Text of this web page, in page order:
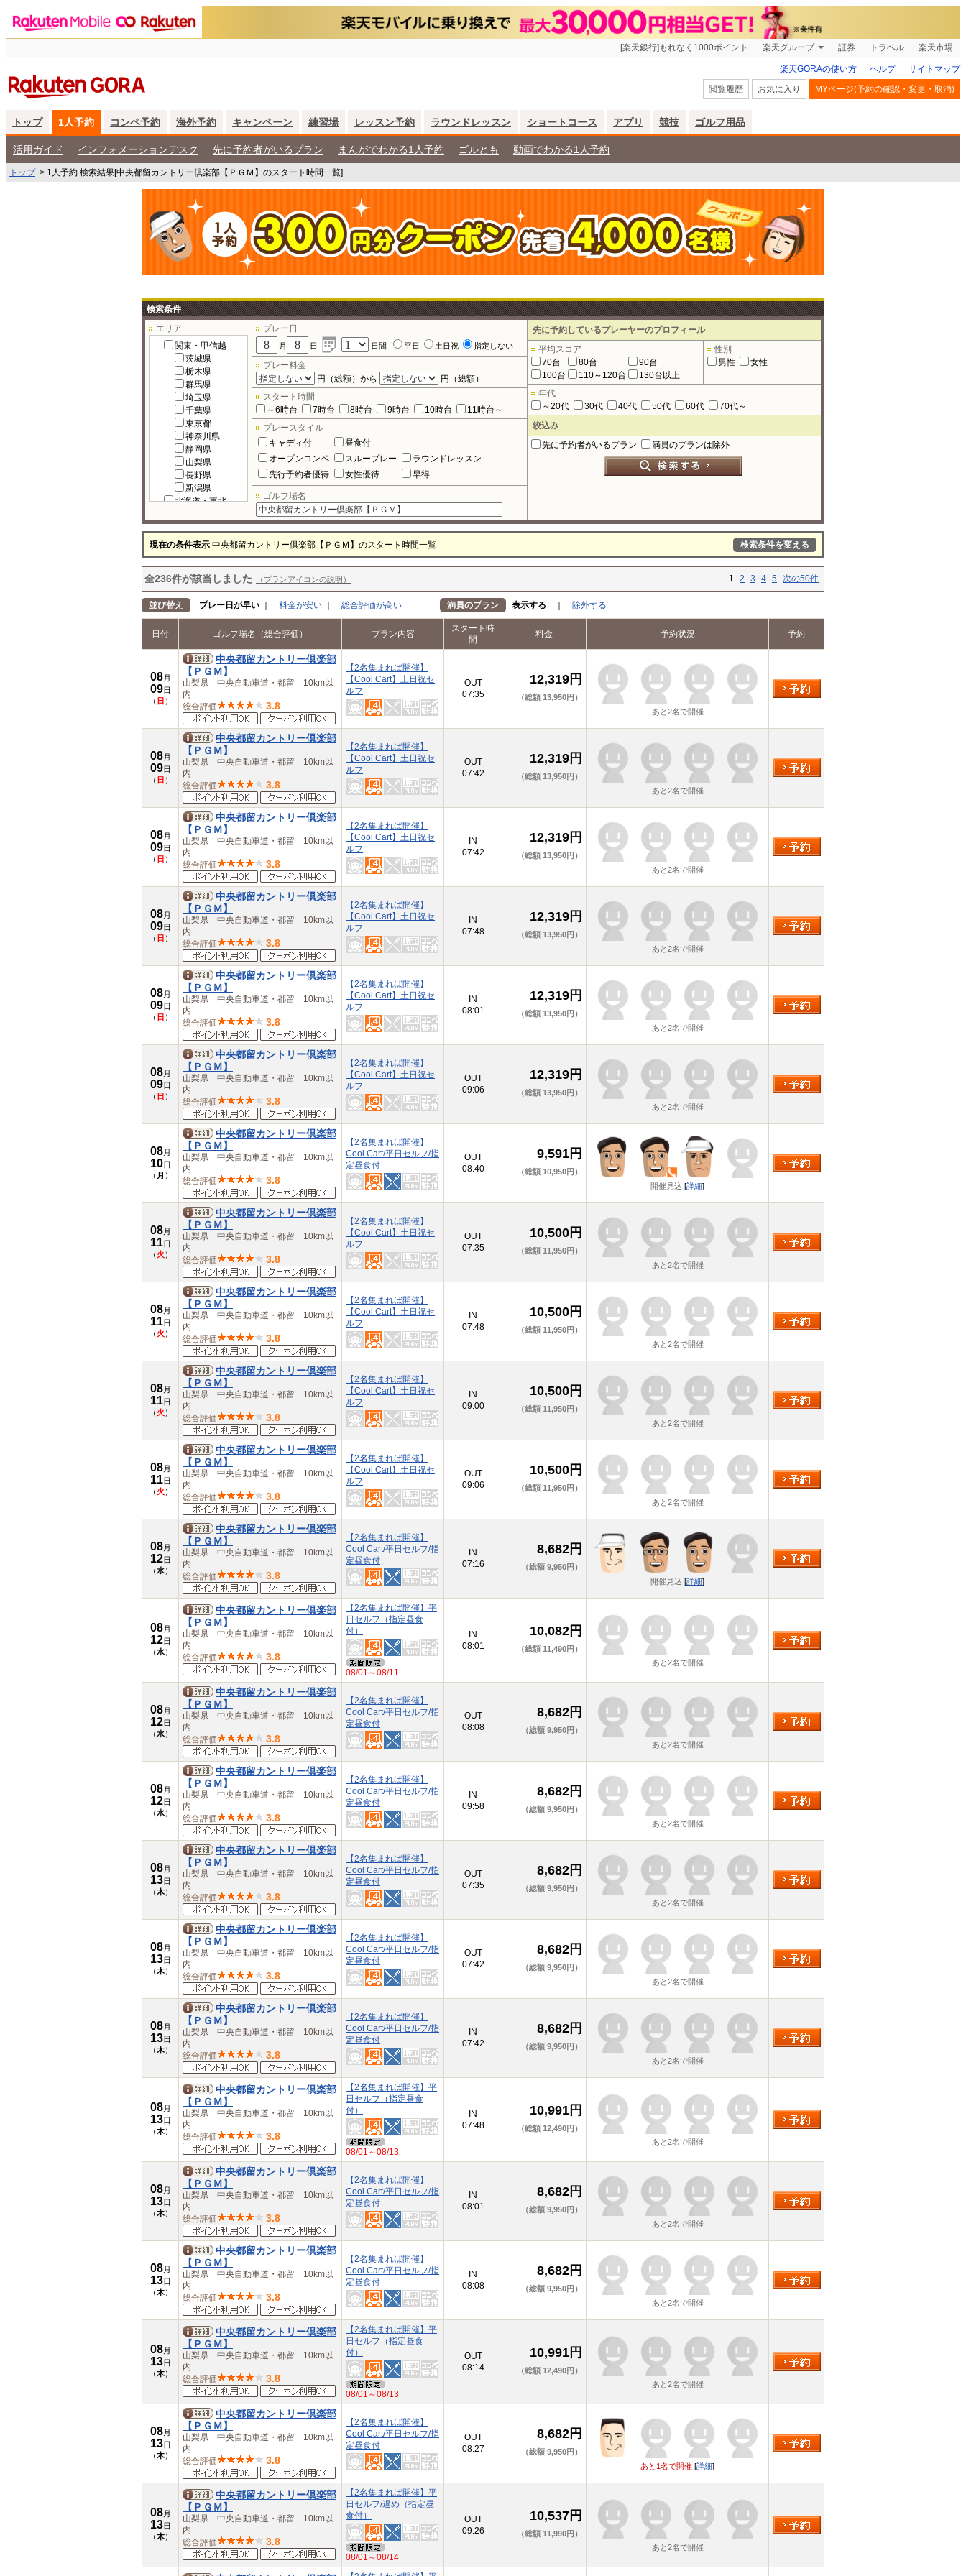
[楽天銀行]もれなく1000ポイント 楽天グループ 証券 トラベル 楽天市場
楽天GORAの使い方 ヘルプ
サイトマップ
閲覧履歴
お気に入り MYページ(予約の確認・変更・取消)
トップ 1人予約 コンペ予約 海外予約 キャンペーン 練習場 レッスン予約 ラウンドレッスン ショートコース アプリ 競技 ゴルフ用品
活用ガイド インフォメーションデスク 先に予約者がいるプラン まんがでわかる1人予約 ゴルとも 動画でわかる1人予約
トップ> 1人予約 検索結果[中央都留カントリー倶楽部【ＰＧＭ】のスタート時間一覧]
検索条件
エリア
関東・甲信越
茨城県
栃木県
群馬県
埼玉県
千葉県
東京都
神奈川県
静岡県
山梨県
長野県
新潟県
北海道・東北
宮城県
福島県
秋田県
青森県
山形県
北陸
富山県
中部
岐阜県
愛知県
三重県
近畿
滋賀県
京都府
大阪府
兵庫県
奈良県
和歌山県
鳥取県
島根県
岡山県
広島県
山口県
徳島県
香川県
愛媛県
高知県
九州・沖縄
福岡県
佐賀県
長崎県
熊本県
大分県
宮崎県
鹿児島県
沖縄県
プレー日
月 日 日間 平日 土日祝 指定しない
プレー料金
円（総額）から
円（総額）
スタート時間
～6時台
7時台 8時台 9時台 10時台
11時台～
プレースタイル
キャディ付
昼食付
オープンコンペ
スループレー
ラウンドレッスン
先行予約者優待
女性優待 早得
ゴルフ場名
先に予約しているプレーヤーのプロフィール
平均スコア
70台
80台
90台
100台
110～120台 130台以上
性別
男性
女性
年代
～20代
30代 40代 50代 60代
70代～
絞込み
先に予約者がいるプラン
満員のプランは除外
現在の条件表示 中央都留カントリー倶楽部【ＰＧＭ】のスタート時間一覧 検索条件を変える
全236件が該当しました （プランアイコンの説明） 1 2 3 4 5 次の50件
並び替え プレー日が早い 料金が安い 総合評価が高い 満員のプラン 表示する 除外する
日付 ゴルフ場名（総合評価） プラン内容
スタート時
間
料金 予約状況 予約
08月
09日
（ 日）
中央都留カントリー倶楽部
【ＰＧＭ】
山梨県 中央自動車道・都留 10km以
内
総合評価
3.8
【2名集まれば開催】
【Cool Cart】土日祝セ
ルフ
OUT
07:35
12,319円
（総額 13,950円）
あと2名で開催
08月
09日
（ 日 ）
中央都留カントリー倶楽部
【ＰＧＭ】
山梨県 中央自動車道・都留 10km以
内
総合評価
3.8
【2名集まれば開催】
【Cool Cart】土日祝セ
ルフ
OUT
07:42
12,319円
（総額 13,950円）
あと2名で開催
08月
09日
（ 日）
中央都留カントリー倶楽部
【ＰＧＭ】
山梨県 中央自動車道・都留 10km以
内
総合評価
3.8
【2名集まれば開催】
【Cool Cart】土日祝セ
ルフ
IN
07:42
12,319円
（総額 13,950円）
あと2名で開催
08月
09日
（ 日 ）
中央都留カントリー倶楽部
【ＰＧＭ】
山梨県 中央自動車道・都留 10km以
内
総合評価
3.8
【2名集まれば開催】
【Cool Cart】土日祝セ
ルフ
IN
07:48
12,319円
（総額 13,950円）
あと2名で開催
08月
09日
（ 日）
中央都留カントリー倶楽部
【ＰＧＭ】
山梨県 中央自動車道・都留 10km以
内
総合評価
3.8
【2名集まれば開催】
【Cool Cart】土日祝セ
ルフ
IN
08:01
12,319円
（総額 13,950円）
あと2名で開催
08月
09日
（ 日 ）
中央都留カントリー倶楽部
【ＰＧＭ】
山梨県 中央自動車道・都留 10km以
内
総合評価
3.8
【2名集まれば開催】
【Cool Cart】土日祝セ
ルフ
OUT
09:06
12,319円
（総額 13,950円）
あと2名で開催
08月
10日
（ 月 ）
中央都留カントリー倶楽部
【ＰＧＭ】
山梨県 中央自動車道・都留 10km以
内
総合評価
3.8
【2名集まれば開催】
Cool Cart/平日セルフ/指
定昼食付
OUT
08:40
9,591円
（総額 10,950円）
開催見込 [詳細]
08月
11日
（ 火 ）
中央都留カントリー倶楽部
【ＰＧＭ】
山梨県 中央自動車道・都留 10km以
内
総合評価
3.8
【2名集まれば開催】
【Cool Cart】土日祝セ
ルフ
OUT
07:35
10,500円
（総額 11,950円）
あと2名で開催
08月
11日
（火）
中央都留カントリー倶楽部
【ＰＧＭ】
山梨県 中央自動車道・都留 10km以
内
総合評価
3.8
【2名集まれば開催】
【Cool Cart】土日祝セ
ルフ
IN
07:48
10,500円
（総額 11,950円）
あと2名で開催
08月
11日
（ 火 ）
中央都留カントリー倶楽部
【ＰＧＭ】
山梨県 中央自動車道・都留 10km以
内
総合評価
3.8
【2名集まれば開催】
【Cool Cart】土日祝セ
ルフ
IN
09:00
10,500円
（総額 11,950円）
あと2名で開催
08月
11日
（火）
中央都留カントリー倶楽部
【ＰＧＭ】
山梨県 中央自動車道・都留 10km以
内
総合評価
3.8
【2名集まれば開催】
【Cool Cart】土日祝セ
ルフ
OUT
09:06
10,500円
（総額 11,950円）
あと2名で開催
08月
12日
（水）
中央都留カントリー倶楽部
【ＰＧＭ】
山梨県 中央自動車道・都留 10km以
内
総合評価
3.8
【2名集まれば開催】
Cool Cart/平日セルフ/指
定昼食付
IN
07:16
8,682円
（総額 9,950円）
開催見込 [詳細]
08月
12日
（水）
中央都留カントリー倶楽部
【ＰＧＭ】
山梨県 中央自動車道・都留 10km以
内
総合評価
3.8
【2名集まれば開催】平
日セルフ（指定昼食
付）
08/01～08/11
IN
08:01
10,082円
（総額 11,490円）
あと2名で開催
08月
12日
（水）
中央都留カントリー倶楽部
【ＰＧＭ】
山梨県 中央自動車道・都留 10km以
内
総合評価
3.8
【2名集まれば開催】
Cool Cart/平日セルフ/指
定昼食付
OUT
08:08
8,682円
（総額 9,950円）
あと2名で開催
08月
12日
（水）
中央都留カントリー倶楽部
【ＰＧＭ】
山梨県 中央自動車道・都留 10km以
内
総合評価
3.8
【2名集まれば開催】
Cool Cart/平日セルフ/指
定昼食付
IN
09:58
8,682円
（総額 9,950円）
あと2名で開催
08月
13日
（木）
中央都留カントリー倶楽部
【ＰＧＭ】
山梨県 中央自動車道・都留 10km以
内
総合評価
3.8
【2名集まれば開催】
Cool Cart/平日セルフ/指
定昼食付
OUT
07:35
8,682円
（総額 9,950円）
あと2名で開催
08月
13日
（木）
中央都留カントリー倶楽部
【ＰＧＭ】
山梨県 中央自動車道・都留 10km以
内
総合評価
3.8
【2名集まれば開催】
Cool Cart/平日セルフ/指
定昼食付
OUT
07:42
8,682円
（総額 9,950円）
あと2名で開催
08月
13日
（木）
中央都留カントリー倶楽部
【ＰＧＭ】
山梨県 中央自動車道・都留 10km以
内
総合評価
3.8
【2名集まれば開催】
Cool Cart/平日セルフ/指
定昼食付
IN
07:42
8,682円
（総額 9,950円）
あと2名で開催
08月
13日
（木）
中央都留カントリー倶楽部
【ＰＧＭ】
山梨県 中央自動車道・都留 10km以
内
総合評価
3.8
【2名集まれば開催】平
日セルフ（指定昼食
付）
08/01～08/13
IN
07:48
10,991円
（総額 12,490円）
あと2名で開催
08月
13日
（木）
中央都留カントリー倶楽部
【ＰＧＭ】
山梨県 中央自動車道・都留 10km以
内
総合評価
3.8
【2名集まれば開催】
Cool Cart/平日セルフ/指
定昼食付
IN
08:01
8,682円
（総額 9,950円）
あと2名で開催
08月
13日
（木）
中央都留カントリー倶楽部
【ＰＧＭ】
山梨県 中央自動車道・都留 10km以
内
総合評価
3.8
【2名集まれば開催】
Cool Cart/平日セルフ/指
定昼食付
IN
08:08
8,682円
（総額 9,950円）
あと2名で開催
08月
13日
（木）
中央都留カントリー倶楽部
【ＰＧＭ】
山梨県 中央自動車道・都留 10km以
内
総合評価
3.8
【2名集まれば開催】平
日セルフ（指定昼食
付）
08/01～08/13
OUT
08:14
10,991円
（総額 12,490円）
あと2名で開催
08月
13日
（木）
中央都留カントリー倶楽部
【ＰＧＭ】
山梨県 中央自動車道・都留 10km以
内
総合評価
3.8
【2名集まれば開催】
Cool Cart/平日セルフ/指
定昼食付
OUT
08:27
8,682円
（総額 9,950円）
あと1名で開催 [詳細]
08月
13日
（木）
中央都留カントリー倶楽部
【ＰＧＭ】
山梨県 中央自動車道・都留 10km以
内
総合評価
3.8
【2名集まれば開催】平
日セルフ/遅め（指定昼
食付）
08/01～08/14
OUT
09:26
10,537円
（総額 11,990円）
あと2名で開催